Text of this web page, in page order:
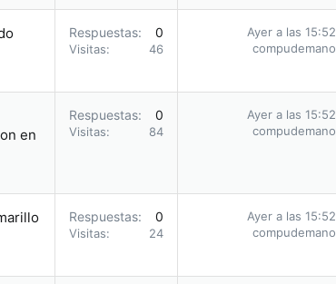
Respuestas 0
Visitas 46
Ayer a las 15:52
compudemano
en
Respuestas 0
Visitas 84
Ayer a las 15:52
compudemano
Respuestas 0
Visitas 24
Ayer a las 15:52
compudemano